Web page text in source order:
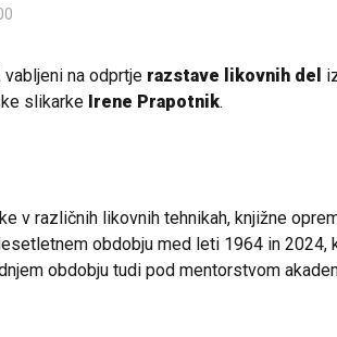
vabljeni na odprtje razstave likovnih del
slikarke Irene Prapotnik.
v različnih likovnih tehnikah, knjižne
obdobju med leti 1964 in 2024,
obdobju tudi pod mentorstvom